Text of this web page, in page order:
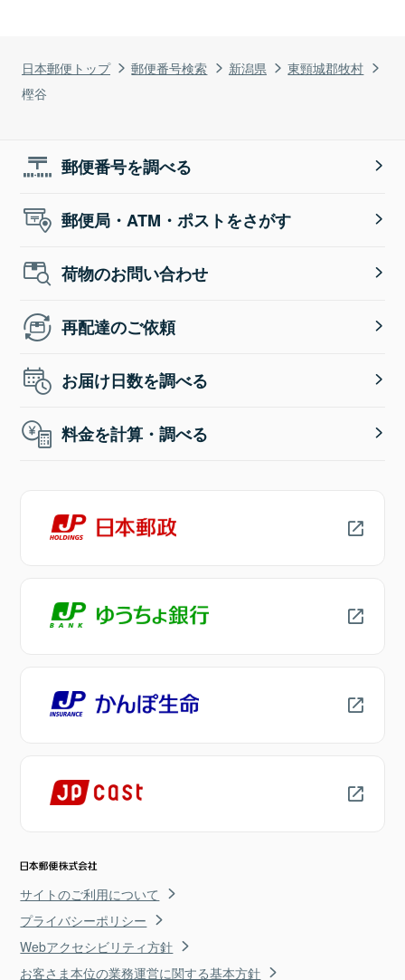
日本郵便トップ 郵便番号検索 新潟県
東頸城郡牧村
樫谷
郵便番号を調べる
郵便局・ATM・ポストをさがす
荷物のお問い合わせ
再配達のご依頼
お届け日数を調べる
料金を計算・調べる
サイトのご利用について
プライバシーポリシー
Webアクセシビリティ方針
お客さま本位の業務運営に関する基本方針